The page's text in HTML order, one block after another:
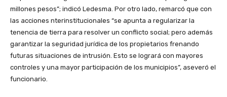
millones pesos”; indicó Ledesma. Por otro lado, remarcó que con
las acciones nterinstitucionales “se apunta a regularizar la
tenencia de tierra para resolver un conflicto social; pero además
garantizar la seguridad jurídica de los propietarios frenando
futuras situaciones de intrusión. Esto se logrará con mayores
controles y una mayor participación de los municipios”, aseveró el
funcionario.